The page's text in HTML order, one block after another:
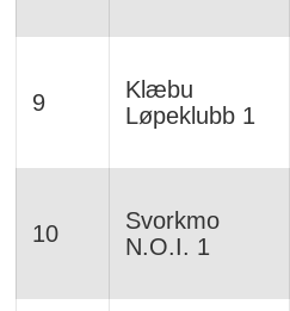
9
Klæbu
Løpeklubb 1
10
Svorkmo
N.O.I. 1